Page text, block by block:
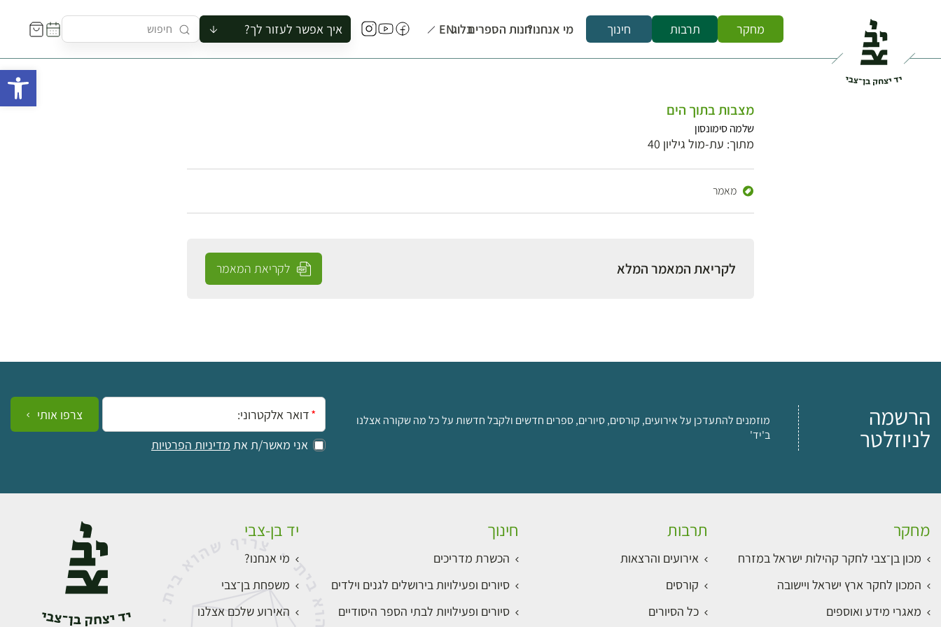
מחקר תרבות חינוך מי אנחנו?חנות הספריםבלוגEN איך אפשר לעזור לך?
להזמין סיור לקבוצה
מצבות בתוך הים
שלמה סימונסון
מתוך: עת-מול גיליון 40
מאמר
לקריאת המאמר המלא לקריאת המאמר
הרשמה
לניוזלטר
מוזמנים להתעדכן על אירועים, קורסים, סיורים, ספרים חדשים ולקבל חדשות על כל מה שקורה אצלנו
ב'יד'
אימייל:
אני מאשר/ת את מדיניות הפרטיות
צרפו אותי
מחקר
מכון בן־צבי לחקר קהילות ישראל במזרח
המכון לחקר ארץ ישראל ויישובה
מאגרי מידע ואוספים
תרבות
אירועים והרצאות
קורסים
כל הסיורים
חינוך
הכשרת מדריכים
סיורים ופעילויות בירושלים לגנים וילדים
סיורים ופעילויות לבתי הספר היסודיים
יד בן-צבי
מי אנחנו?
משפחת בן־צבי
האירוע שלכם אצלנו